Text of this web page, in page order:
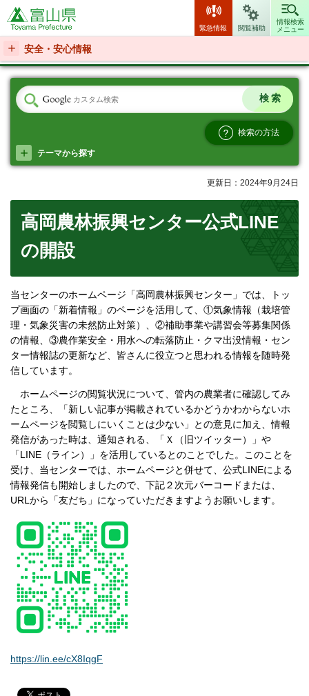
富山県
緊急情報 閲覧補助
情報検索
メニュー
安全・安心情報
検索の方法
テーマから探す
更新日：2024年9月24日
高岡農林振興センター公式LINE
の開設
当センターのホームページ「高岡農林振興センター」では、トッ
プ画面の「新着情報」のページを活用して、①気象情報（栽培管
理・気象災害の未然防止対策）、②補助事業や講習会等募集関係
の情報、③農作業安全・用水への転落防止・クマ出没情報・セン
ター情報誌の更新など、皆さんに役立つと思われる情報を随時発
信しています。
ホームページの閲覧状況について、管内の農業者に確認してみ
たところ、「新しい記事が掲載されているかどうかわからないホ
ームページを閲覧しにいくことは少ない」との意見に加え、情報
発信があった時は、通知される、「Ｘ（旧ツイッター）」や
「LINE（ライン）」を活用しているとのことでした。このことを
受け、当センターでは、ホームページと併せて、公式LINEによる
情報発信も開始しましたので、下記２次元バーコードまたは、
URLから「友だち」になっていただきますようお願いします。
https://lin.ee/cX8IqgF